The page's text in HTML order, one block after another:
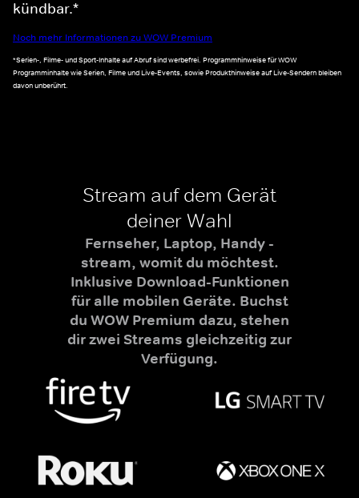
kündbar.*
Noch mehr Informationen zu WOW Premium
*Serien-, Filme- und Sport-Inhalte auf Abruf sind werbefrei. Programmhinweise für WOW
Programminhalte wie Serien, Filme und Live-Events, sowie Produkthinweise auf Live-Sendern bleiben
davon unberührt.
Stream auf dem Gerät
deiner Wahl
Fernseher, Laptop, Handy -
stream, womit du möchtest.
Inklusive Download-Funktionen
für alle mobilen Geräte. Buchst
du WOW Premium dazu, stehen
dir zwei Streams gleichzeitig zur
Verfügung.